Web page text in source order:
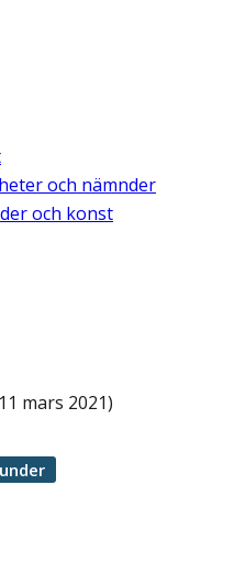
och nämnder
och konst
mars 2021)